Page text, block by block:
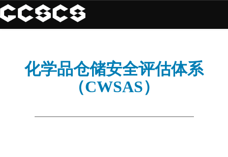
化学品仓储安全评估体系
（CWSAS）